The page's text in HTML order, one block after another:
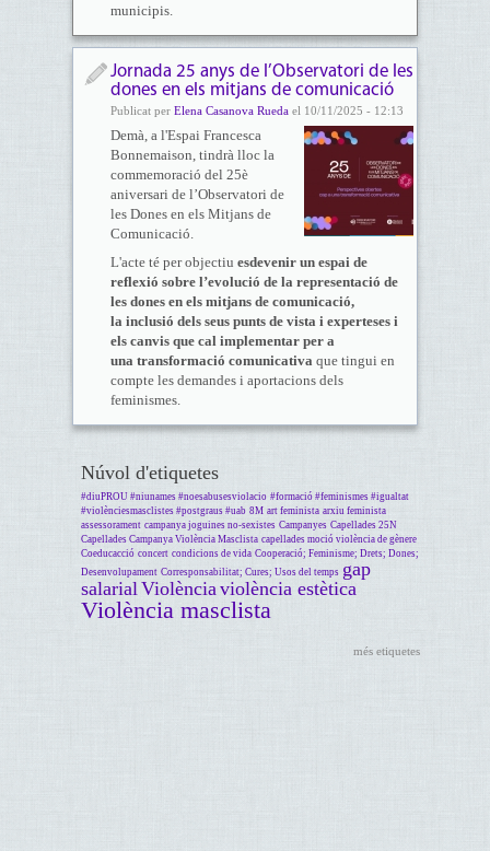
municipis.
Jornada 25 anys de l’Observatori de les
dones en els mitjans de comunicació
Publicat per Elena Casanova Ruedael 10/11/2025 - 12:13
Demà, a l'Espai Francesca
Bonnemaison, tindrà lloc la
commemoració del 25è
aniversari de l’Observatori de
les Dones en els Mitjans de
Comunicació.
L'acte té per objectiu esdevenir un espai de
reflexió sobre l’evolució de la representació de
les dones en els mitjans de comunicació,
la inclusió dels seus punts de vista i experteses i
els canvis que cal implementar per a
una transformació comunicativaque tingui en
compte les demandes i aportacions dels
feminismes.
Núvol d'etiquetes
#diuPROU #niunames #noesabusesviolacio #formació #feminismes #igualtat
#violènciesmasclistes #postgraus #uab 8M art feminista arxiu feminista
assessorament campanya joguines no-sexistes Campanyes Capellades 25N
Capellades Campanya Violència Masclista capellades moció violència de gènere
Coeducacció concert condicions de vida Cooperació; Feminisme; Drets; Dones;
Desenvolupament Corresponsabilitat; Cures; Usos del temps gap
salarialViolènciaviolència estètica
Violència masclista
més etiquetes